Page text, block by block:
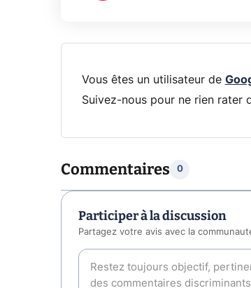
Vous êtes un utilisateur de
Suivez-nous pour ne rien rater
Commentaires 0
Participer à la discussion
Partagez votre avis avec la